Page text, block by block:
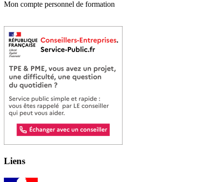
Mon compte personnel de formation
Liens